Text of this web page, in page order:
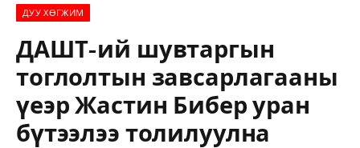
ДУУ ХӨГЖИМ
ДАШТ-ий шувтаргын
тоглолтын завсарлагааны
үеэр Жастин Бибер уран
бүтээлээ толилуулна